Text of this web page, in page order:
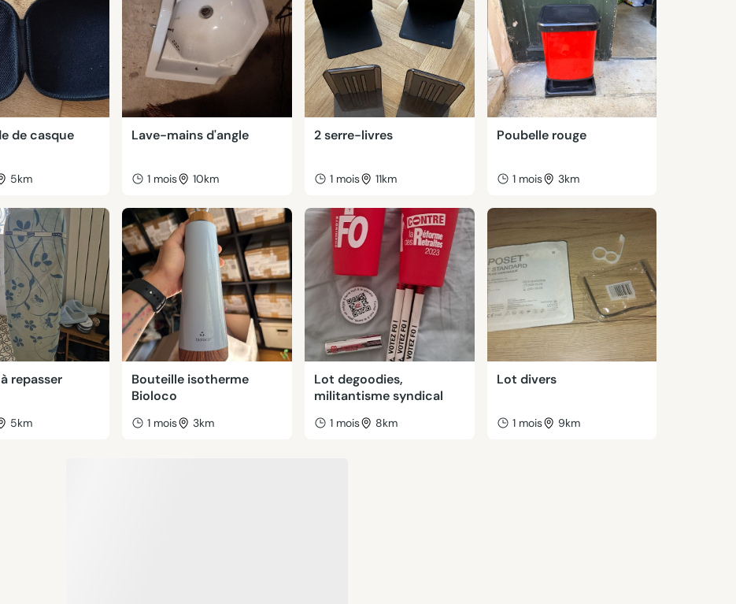
de casque
5km
Lave-mains d'angle
1 mois 10km
2 serre-livres
1 mois 11km
Poubelle rouge
1 mois 3km
repasser
5km
Bouteille isotherme
Bioloco
1 mois 3km
Lot degoodies,
militantisme syndical
1 mois 8km
Lot divers
1 mois 9km